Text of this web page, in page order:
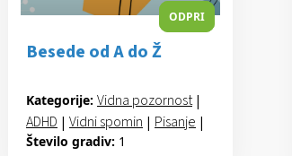
Besede od A do Ž
Kategorije: Vidna pozornost |
ADHD | Vidni spomin | Pisanje |
Disleksija|Izražanje
Število gradiv: 1
ODPRI